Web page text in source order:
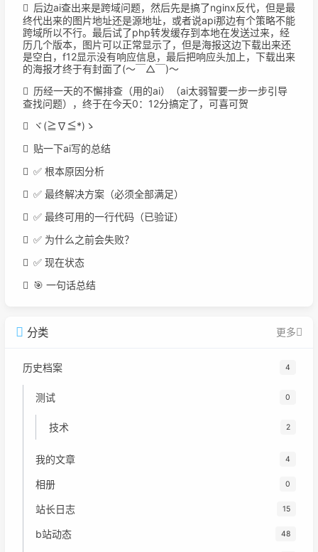
后边ai查出来是跨域问题，然后先是搞了nginx反代，但是最
终代出来的图片地址还是源地址，或者说api那边有个策略不能
跨域所以不行。最后试了php转发缓存到本地在发送过来，经
历几个版本，图片可以正常显示了，但是海报这边下载出来还
是空白，f12显示没有响应信息，最后把响应头加上，下载出来
的海报才终于有封面了(〜￣△￣)〜
历经一天的不懈排查（用的ai）（ai太弱智要一步一步引导
查找问题），终于在今天0：12分搞定了，可喜可贺
ヾ(≧∇≦*)ゝ
贴一下ai写的总结
✅ 根本原因分析
✅ 最终解决方案（必须全部满足）
✅ 最终可用的一行代码（已验证）
✅ 为什么之前会失败？
✅ 现在状态
🎯 一句话总结
分类 更多
历史档案 4
测试 0
技术 2
我的文章 4
相册 0
站长日志 15
b站动态 48